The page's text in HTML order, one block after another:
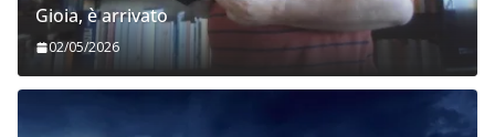
Gioia, è arrivato
02/05/2026